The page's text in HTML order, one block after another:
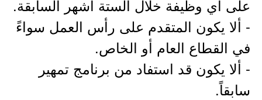
على أي وظيفة خلال الستة أشهر السابقة.
- ألا يكون المتقدم على رأس العمل سواءً
في القطاع العام أو الخاص.
- ألا يكون قد استفاد من برنامج تمهير
سابقاً.